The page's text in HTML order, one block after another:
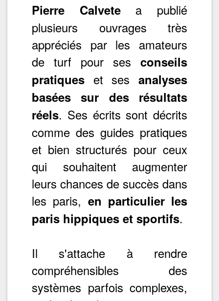
Pierre Calvetea publié
plusieurs ouvrages très
appréciés par les amateurs
de turf pour ses conseils
pratiques et ses analyses
basées sur des résultats
réels. Ses écrits sont décrits
comme des guides pratiques
et bien structurés pour ceux
qui souhaitent augmenter
leurs chances de succès dans
les paris, en particulier les
paris hippiques et sportifs.
Il s'attache à rendre
compréhensibles des
systèmes parfois complexes,